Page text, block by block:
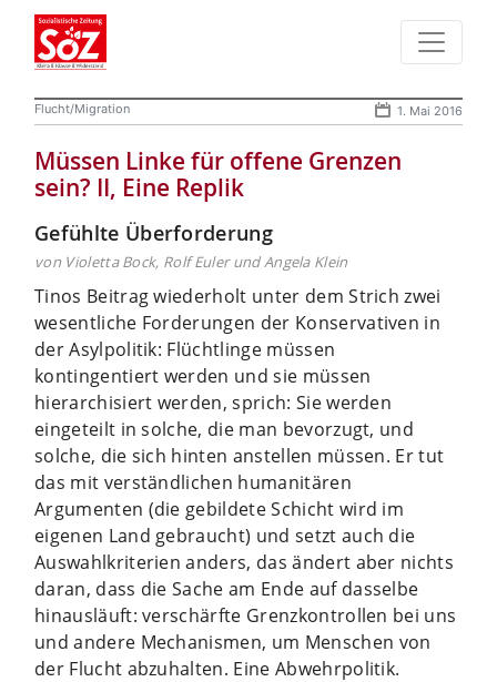
Flucht/Migration 1. Mai 2016
Müssen Linke für offene Grenzen
sein? II, Eine Replik
Gefühlte Überforderung
von Violetta Bock, Rolf Euler und Angela Klein
Tinos Beitrag wiederholt unter dem Strich zwei
wesentliche Forderungen der Konservativen in
der Asylpolitik: Flüchtlinge müssen
kontingentiert werden und sie müssen
hierarchisiert werden, sprich: Sie werden
eingeteilt in solche, die man bevorzugt, und
solche, die sich hinten anstellen müssen. Er tut
das mit verständlichen humanitären
Argumenten (die gebildete Schicht wird im
eigenen Land gebraucht) und setzt auch die
Auswahlkriterien anders, das ändert aber nichts
daran, dass die Sache am Ende auf dasselbe
hinausläuft: verschärfte Grenzkontrollen bei uns
und andere Mechanismen, um Menschen von
der Flucht abzuhalten. Eine Abwehrpolitik.